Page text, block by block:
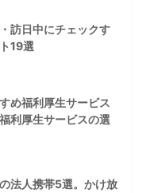
訪日中にチェックす
19選
め福利厚生サービス
利厚生サービスの選
法人携帯5選。かけ放